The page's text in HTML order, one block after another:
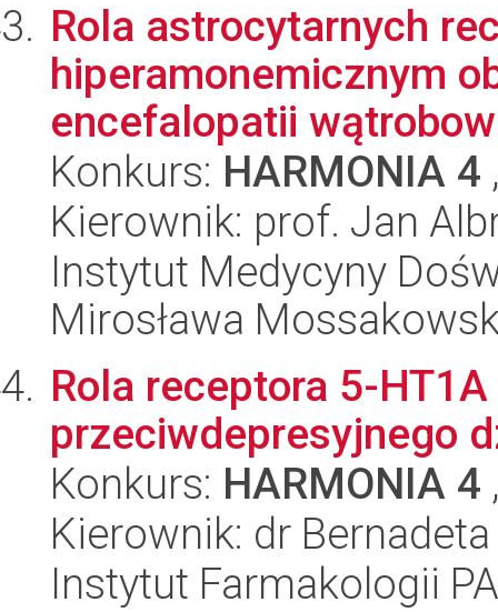
Rola astrocytarnych
hiperamonemicznym
encefalopatii
Konkurs: HARMONIA 4
Kierownik: prof. Jan
Instytut Medycyny
Mirosława
Rola receptora 5-
przeciwdepresyjnego
Konkurs: HARMONIA 4
Kierownik: dr
Instytut Farmakologii